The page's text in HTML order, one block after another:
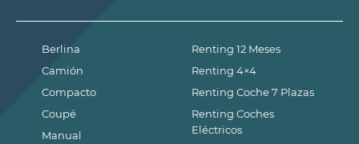
Berlina
Camión
Compacto
Coupé
Manual
Renting 12 Meses
Renting 4×4
Renting Coche 7 Plazas
Renting Coches
Eléctricos